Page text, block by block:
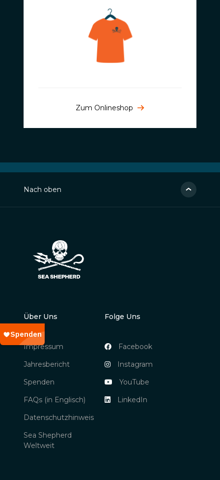
Zum Onlineshop
Nach oben
Über Uns
Impressum
Jahresbericht
Spenden
FAQs (in Englisch)
Datenschutzhinweis
Sea Shepherd
Weltweit
Folge Uns
Facebook
Instagram
YouTube
LinkedIn